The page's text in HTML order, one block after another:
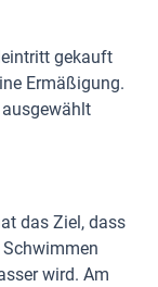
gekauft
Ermäßigung.
das Ziel, dass
Schwimmen
wird. Am